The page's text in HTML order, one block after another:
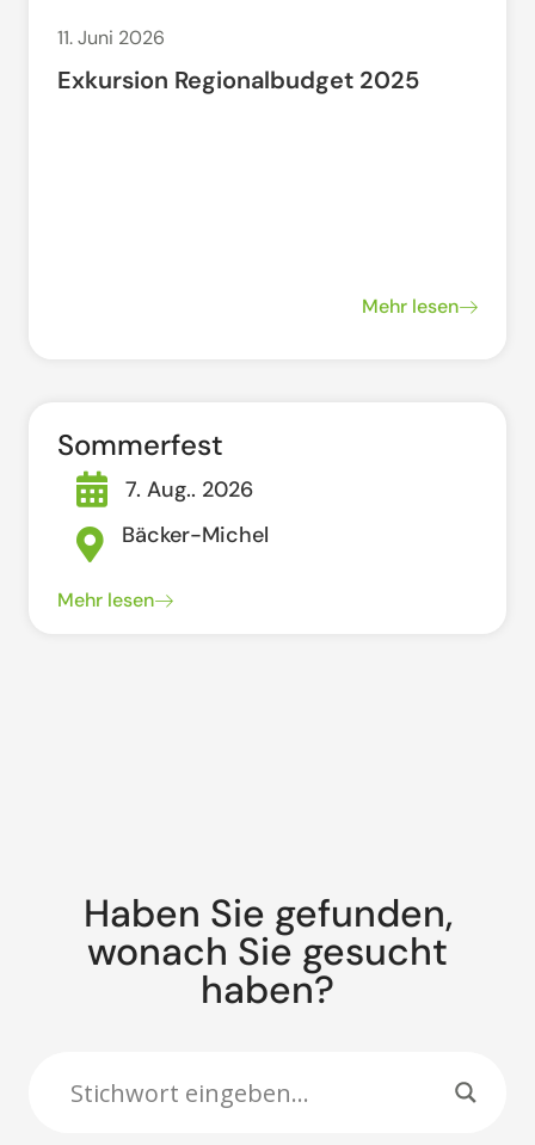
11. Juni 2026
Exkursion Regionalbudget 2025
Mehr lesen
Sommerfest
7. Aug.. 2026
Bäcker-Michel
Mehr lesen
Haben Sie gefunden,
wonach Sie gesucht
haben?